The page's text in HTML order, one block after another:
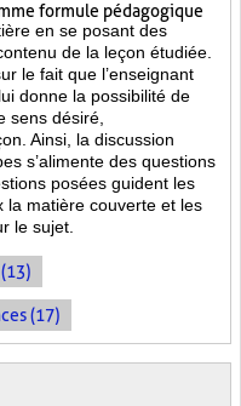
formule pédagogique
en se posant des
de la leçon étudiée.
le fait que l’enseignant
donne la possibilité de
sens désiré,
Ainsi, la discussion
s’alimente des questions
posées guident les
la matière couverte et les
le sujet.
(17)